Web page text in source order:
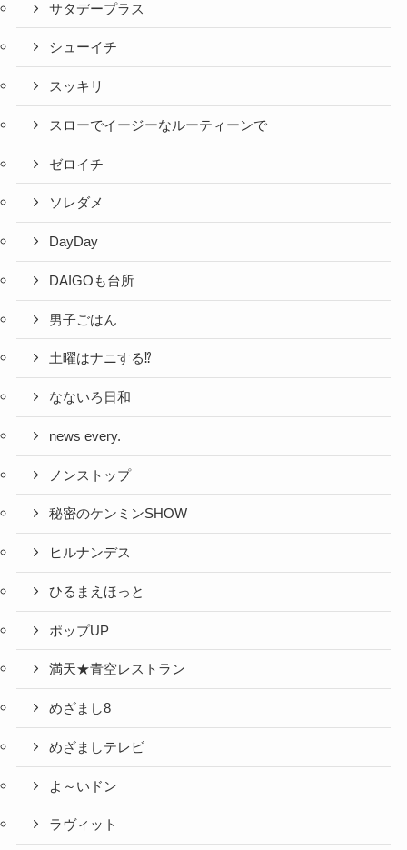
サタデープラス
シューイチ
スッキリ
スローでイージーなルーティーンで
ゼロイチ
ソレダメ
DayDay
DAIGOも台所
男子ごはん
土曜はナニする⁉
なないろ日和
news every.
ノンストップ
秘密のケンミンSHOW
ヒルナンデス
ひるまえほっと
ポップUP
満天★青空レストラン
めざまし8
めざましテレビ
よ～いドン
ラヴィット